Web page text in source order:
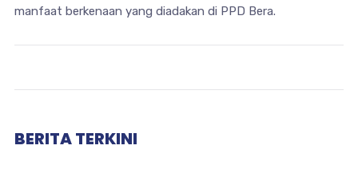
manfaat berkenaan yang diadakan di PPD Bera.
BERITA TERKINI